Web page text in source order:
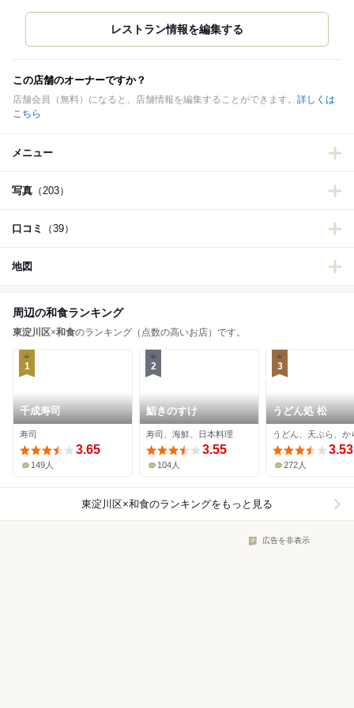
この店舗のオーナーですか？
店舗会員（無料）になると、店舗情報を編集することができます。 詳しくは
こちら
メニュー
写真 （203）
口コミ （39）
地図
周辺の和食ランキング
東淀川区×和食のランキング（点数の高いお店）です。
1
千成寿司
寿司
3.65
149人
2
鮨きのすけ
寿司、海鮮、日本料理
3.55
104人
3
うどん処 松
うどん、天ぷら、か
3.53
272人
東淀川区×和食のランキングをもっと見る
広告を非表示